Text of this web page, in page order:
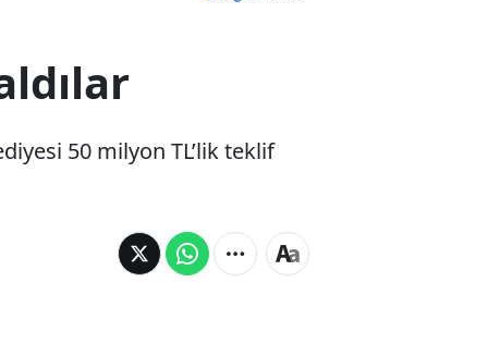
50 milyon TL’lik teklif